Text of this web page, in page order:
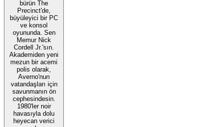
bürün The
Precinct'de,
büyüleyici bir PC
ve konsol
oyununda. Sen
Memur Nick
Cordell Jr.'sın.
Akademiden yeni
mezun bir acemi
polis olarak,
Averno'nun
vatandaşları için
savunmanın ön
cephesindesin.
1980'ler noir
havasıyla dolu
heyecan verici